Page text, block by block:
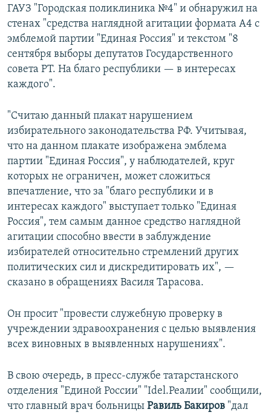
ГАУЗ "Городская поликлиника №4" и обнаружил на
стенах "средства наглядной агитации формата А4 с
эмблемой партии "Единая Россия" и текстом "8
сентября выборы депутатов Государственного
совета РТ. На благо республики — в интересах
каждого".
"Считаю данный плакат нарушением
избирательного законодательства РФ. Учитывая,
что на данном плакате изображена эмблема
партии "Единая Россия", у наблюдателей, круг
которых не ограничен, может сложиться
впечатление, что за "благо республики и в
интересах каждого" выступает только "Единая
Россия", тем самым данное средство наглядной
агитации способно ввести в заблуждение
избирателей относительно стремлений других
политических сил и дискредитировать их", —
сказано в обращениях Василя Тарасова.
Он просит "провести служебную проверку в
учреждении здравоохранения с целью выявления
всех виновных в выявленных нарушениях".
В свою очередь, в пресс-службе татарстанского
отделения "Единой России" "Idel.Реалии" сообщили,
что главный врач больницы Равиль Бакиров "дал